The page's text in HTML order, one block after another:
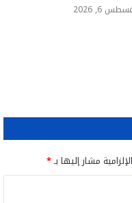
6, 2026
مشار إليها بـ*